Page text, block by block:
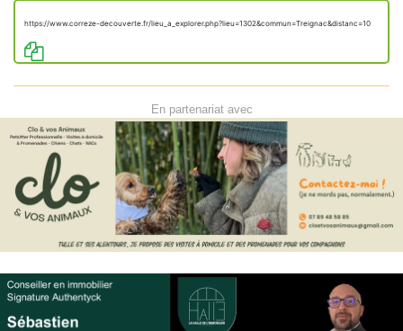
https://www.correze-decouverte.fr/lieu_a_explorer.php?lieu=1302&commun=Treignac&distanc=10
En partenariat avec